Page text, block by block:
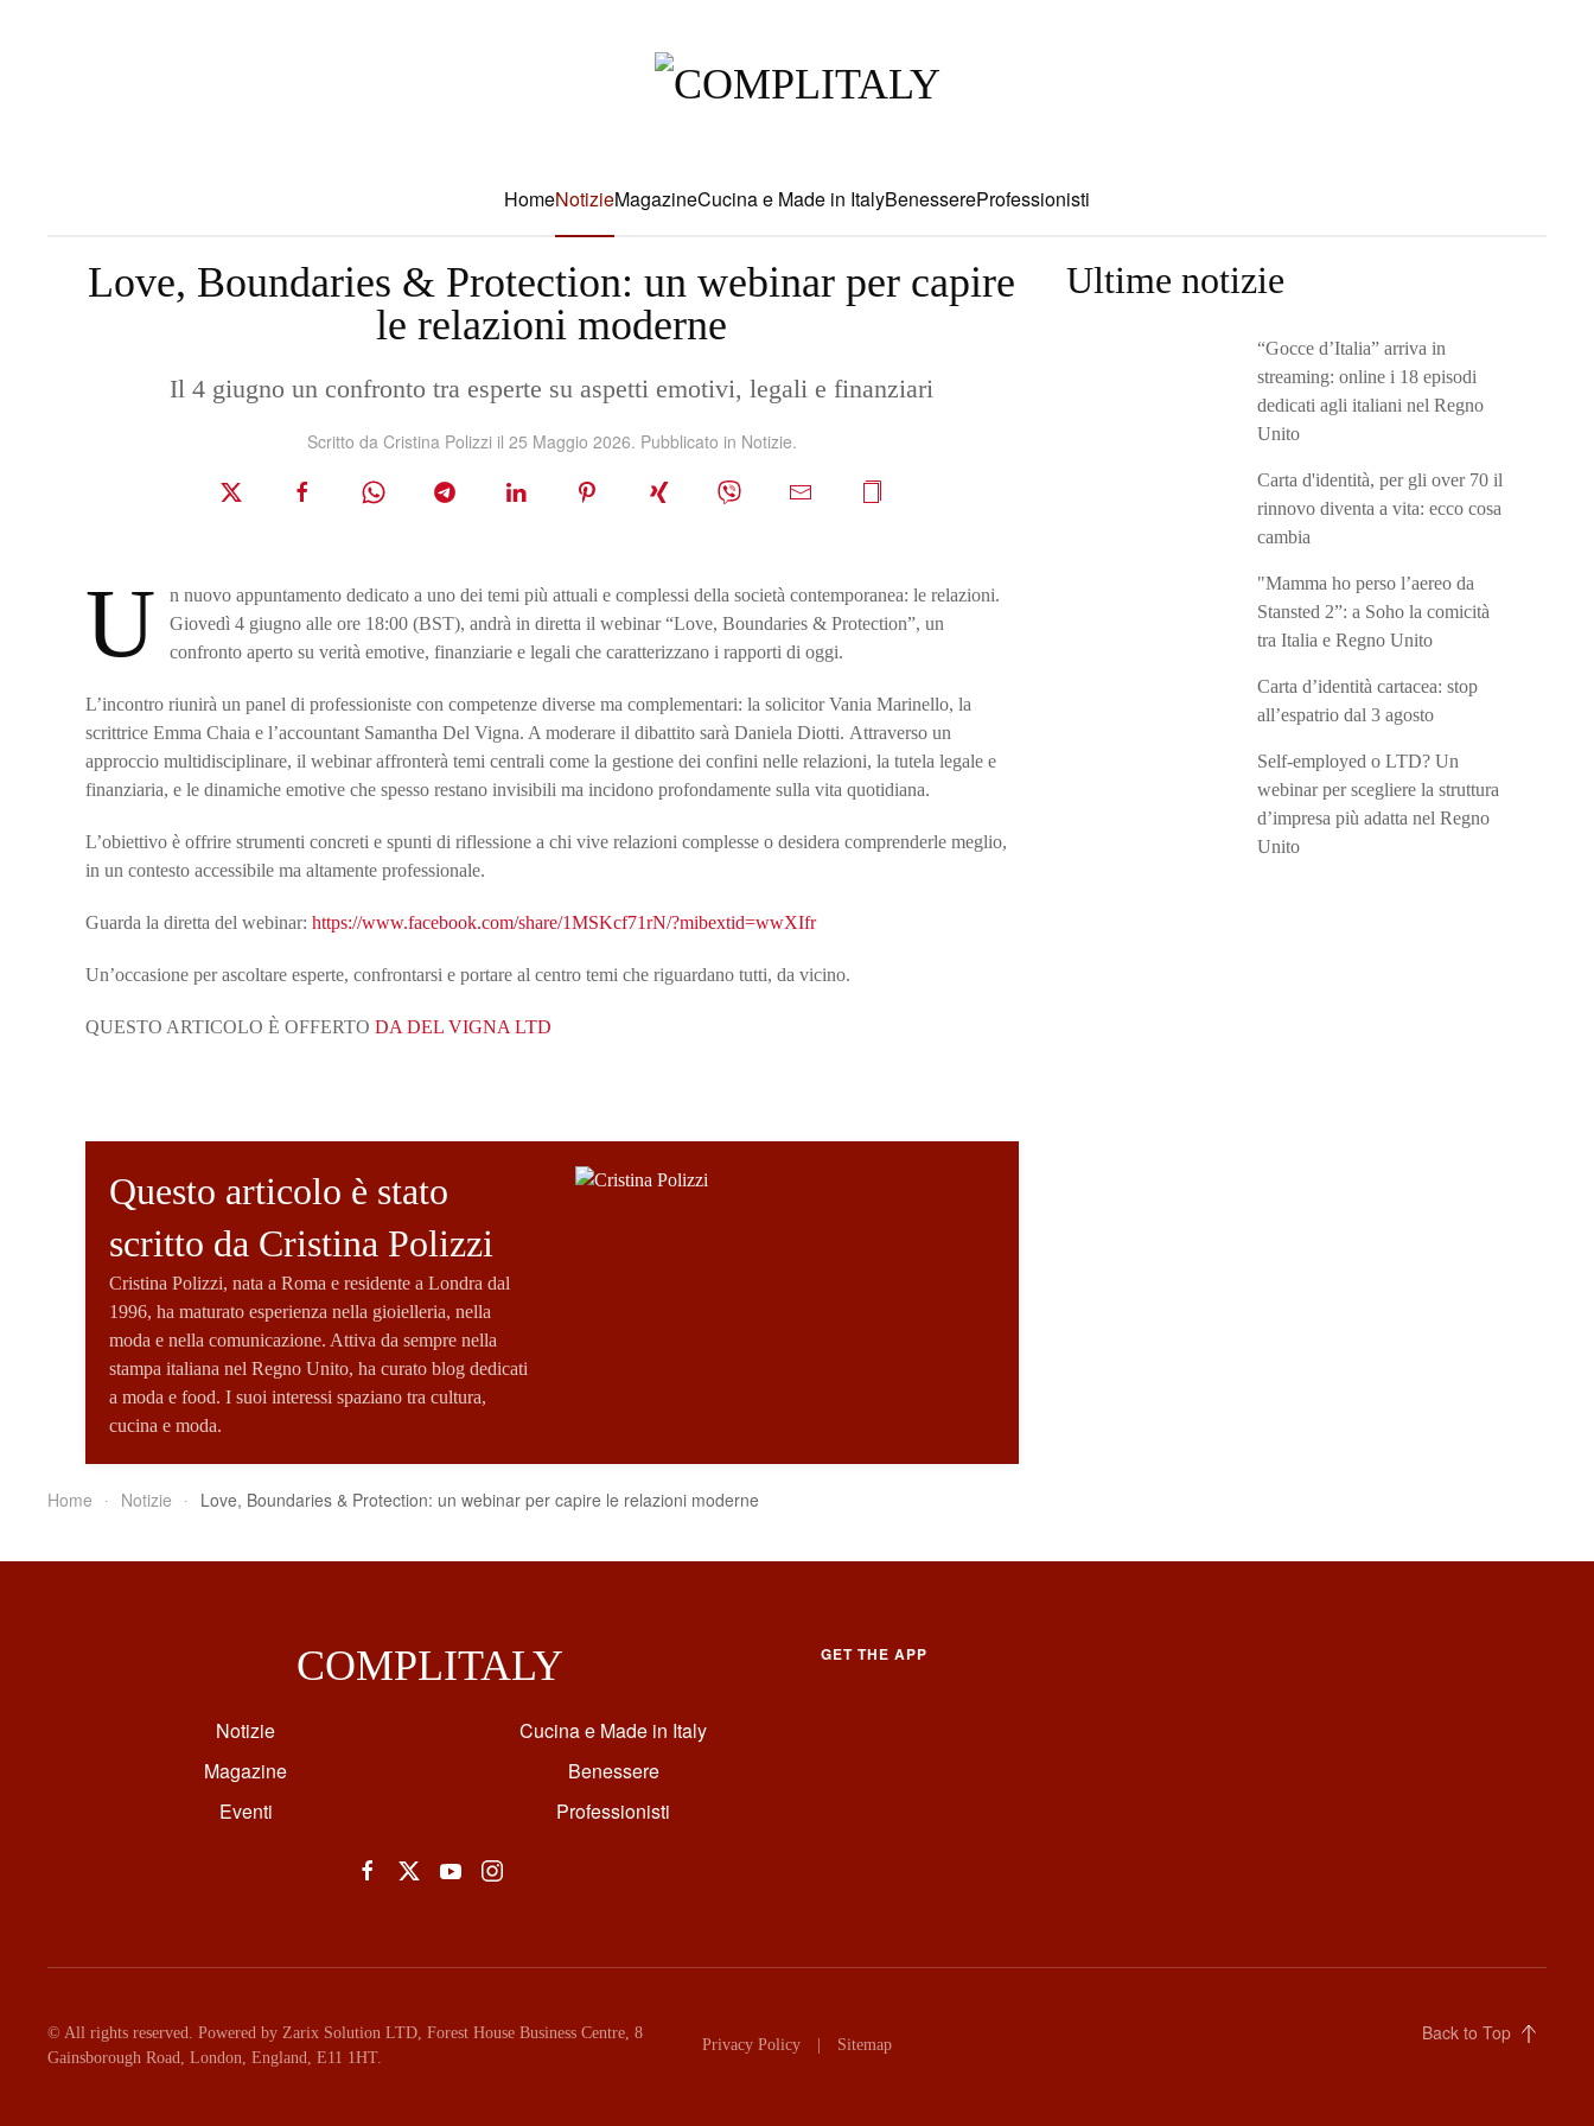
HomeNotizieMagazineCucina e Made in ItalyBenessereProfessionisti
Love, Boundaries & Protection: un webinar per capire
le relazioni moderne
Il 4 giugno un confronto tra esperte su aspetti emotivi, legali e finanziari
Scritto da Cristina Polizziil 25 Maggio 2026. Pubblicato in Notizie.
U
n nuovo appuntamento dedicato a uno dei temi più attuali e complessi della società contemporanea: le relazioni.
Giovedì 4 giugno alle ore 18:00 (BST), andrà in diretta il webinar “Love, Boundaries & Protection”, un
confronto aperto su verità emotive, finanziarie e legali che caratterizzano i rapporti di oggi.
L’incontro riunirà un panel di professioniste con competenze diverse ma complementari: la solicitor Vania Marinello, la
scrittrice Emma Chaia e l’accountant Samantha Del Vigna. A moderare il dibattito sarà Daniela Diotti. Attraverso un
approccio multidisciplinare, il webinar affronterà temi centrali come la gestione dei confini nelle relazioni, la tutela legale e
finanziaria, e le dinamiche emotive che spesso restano invisibili ma incidono profondamente sulla vita quotidiana.
L’obiettivo è offrire strumenti concreti e spunti di riflessione a chi vive relazioni complesse o desidera comprenderle meglio,
in un contesto accessibile ma altamente professionale.
Guarda la diretta del webinar: https://www.facebook.com/share/1MSKcf71rN/?mibextid=wwXIfr
Un’occasione per ascoltare esperte, confrontarsi e portare al centro temi che riguardano tutti, da vicino.
QUESTO ARTICOLO È OFFERTO DA DEL VIGNA LTD
Questo articolo è stato
scritto da Cristina Polizzi
Cristina Polizzi, nata a Roma e residente a Londra dal
1996, ha maturato esperienza nella gioielleria, nella
moda e nella comunicazione. Attiva da sempre nella
stampa italiana nel Regno Unito, ha curato blog dedicati
a moda e food. I suoi interessi spaziano tra cultura,
cucina e moda.
Ultime notizie
“Gocce d’Italia” arriva in
streaming: online i 18 episodi
dedicati agli italiani nel Regno
Unito
Carta d'identità, per gli over 70 il
rinnovo diventa a vita: ecco cosa
cambia
"Mamma ho perso l’aereo da
Stansted 2”: a Soho la comicità
tra Italia e Regno Unito
Carta d’identità cartacea: stop
all’espatrio dal 3 agosto
Self-employed o LTD? Un
webinar per scegliere la struttura
d’impresa più adatta nel Regno
Unito
Home Notizie Love, Boundaries & Protection: un webinar per capire le relazioni moderne
COMPLITALY
Notizie
Magazine
Eventi
Cucina e Made in Italy
Benessere
Professionisti
GET THE APP
© All rights reserved. Powered by Zarix Solution LTD, Forest House Business Centre, 8
Gainsborough Road, London, England, E11 1HT.
Privacy Policy Sitemap
Back to Top